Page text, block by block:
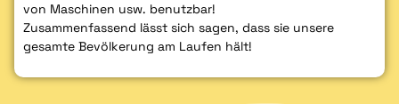
von Maschinen usw. benutzbar!
Zusammenfassend lässt sich sagen, dass sie unsere
gesamte Bevölkerung am Laufen hält!